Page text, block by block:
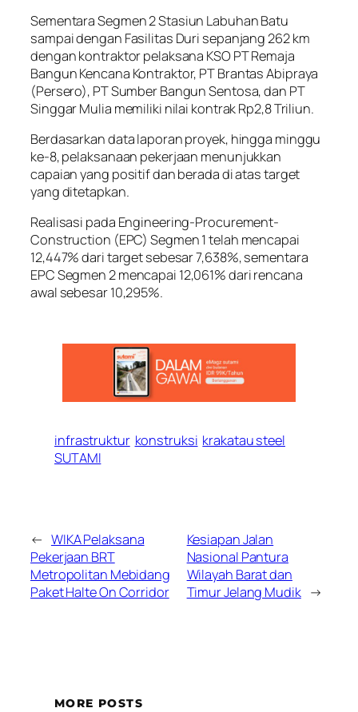
Sementara Segmen 2 Stasiun Labuhan Batu
sampai dengan Fasilitas Duri sepanjang 262 km
dengan kontraktor pelaksana KSO PT Remaja
Bangun Kencana Kontraktor, PT Brantas Abipraya
(Persero), PT Sumber Bangun Sentosa, dan PT
Singgar Mulia memiliki nilai kontrak Rp2,8 Triliun.
Berdasarkan data laporan proyek, hingga minggu
ke-8, pelaksanaan pekerjaan menunjukkan
capaian yang positif dan berada di atas target
yang ditetapkan.
Realisasi pada Engineering-Procurement-
Construction (EPC) Segmen 1 telah mencapai
12,447% dari target sebesar 7,638%, sementara
EPC Segmen 2 mencapai 12,061% dari rencana
awal sebesar 10,295%.
infrastruktur konstruksi krakatau steel
SUTAMI
← WIKA Pelaksana
Pekerjaan BRT
Metropolitan Mebidang
Paket Halte On Corridor
Kesiapan Jalan
Nasional Pantura
Wilayah Barat dan
Timur Jelang Mudik →
MORE POSTS